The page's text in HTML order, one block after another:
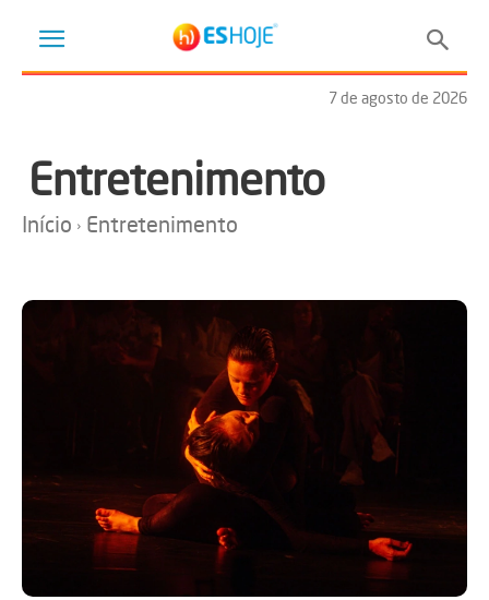
7 de agosto de 2026
Entretenimento
Início Entretenimento